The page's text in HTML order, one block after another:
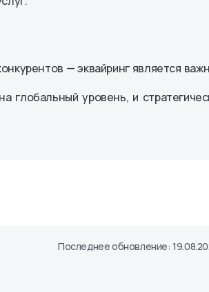
— эквайринг является
уровень, и
Последнее обновление: